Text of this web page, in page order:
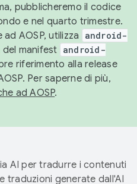
pubblicheremo il codice
e nel quarto trimestre.
AOSP, utilizza
android-
del manifest android-
riferimento alla release
Per saperne di più,
ad AOSP.
AI per tradurre i contenuti
traduzioni generate dall'AI